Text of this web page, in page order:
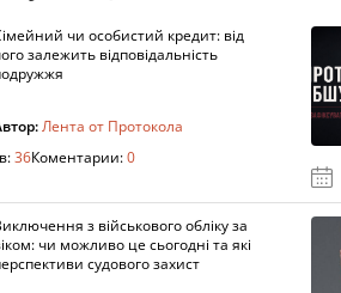
чи особистий кредит: від
залежить відповідальність
Лента от Протокола
36Коментарии:0
з військового обліку за
чи можливо це сьогодні та які
судового захист